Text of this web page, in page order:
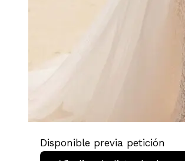
Disponible previa petición